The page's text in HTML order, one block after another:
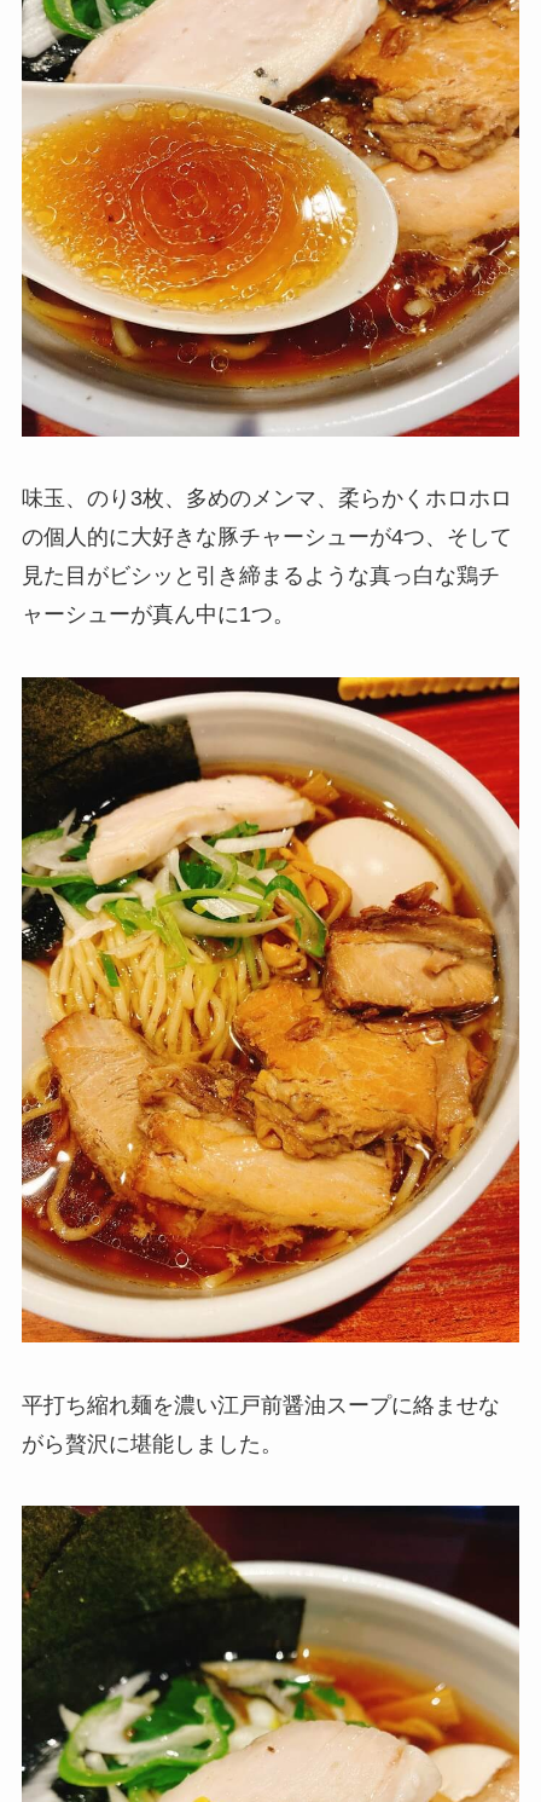
味玉、のり3枚、多めのメンマ、柔らかくホロホロ
の個人的に大好きな豚チャーシューが4つ、そして
見た目がビシッと引き締まるような真っ白な鶏チ
ャーシューが真ん中に1つ。
平打ち縮れ麺を濃い江戸前醤油スープに絡ませな
がら贅沢に堪能しました。